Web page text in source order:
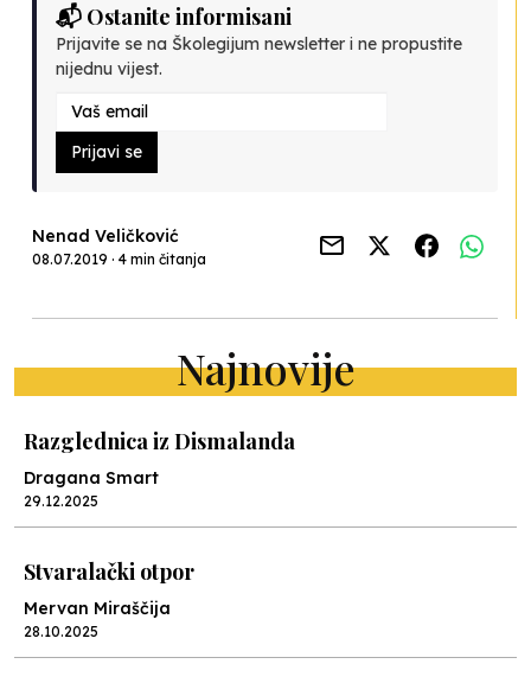
📬 Ostanite informisani
Prijavite se na Školegijum newsletter i ne propustite
nijednu vijest.
Prijavi se
Nenad Veličković
08.07.2019 · 4 min čitanja
Najnovije
Razglednica iz Dismalanda
Dragana Smart
29.12.2025
Stvaralački otpor
Mervan Miraščija
28.10.2025